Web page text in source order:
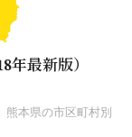
最新版）
熊本県の市区町村別